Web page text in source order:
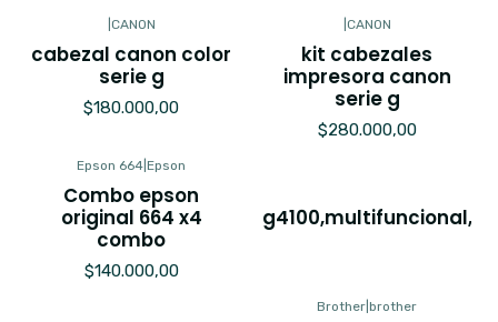
CANON
cabezal canon color
serie g
$180.000,00
CANON
kit cabezales
impresora canon
serie g
$280.000,00
Epson 664 Epson
Combo epson
original 664 x4
combo
$140.000,00
CANON
Brother brother